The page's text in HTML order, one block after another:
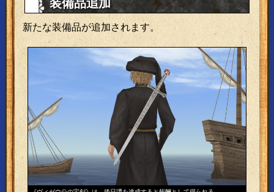
装備品追加
新たな装備品が追加されます。